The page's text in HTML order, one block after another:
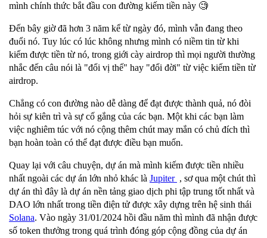
mình chính thức bắt đầu con đường kiếm tiền này 🧐
Đến bây giờ đã hơn 3 năm kể từ ngày đó, mình vẫn đang theo
đuổi nó. Tuy lúc có lúc không nhưng mình có niềm tin từ khi
kiếm được tiền từ nó, trong giới cày airdrop thì mọi người thường
nhắc đến câu nói là "đổi vị thế" hay "đổi đời" từ việc kiếm tiền từ
airdrop.
Chẳng có con đường nào dễ dàng để đạt được thành quả, nó đòi
hỏi sự kiên trì và sự cố gắng của các bạn. Một khi các bạn làm
việc nghiêm túc với nó cộng thêm chút may mắn có chủ đích thì
bạn hoàn toàn có thể đạt được điều bạn muốn.
Quay lại với câu chuyện, dự án mà mình kiếm được tiền nhiều
nhất ngoài các dự án lớn nhỏ khác là Jupiter , sơ qua một chút thì
dự án thì đây là dự án nền tảng giao dịch phi tập trung tốt nhất và
DAO lớn nhất trong tiền điện tử được xây dựng trên hệ sinh thái
Solana. Vào ngày 31/01/2024 hồi đầu năm thì mình đã nhận được
số token thưởng trong quá trình đóng góp cộng đồng của dự án